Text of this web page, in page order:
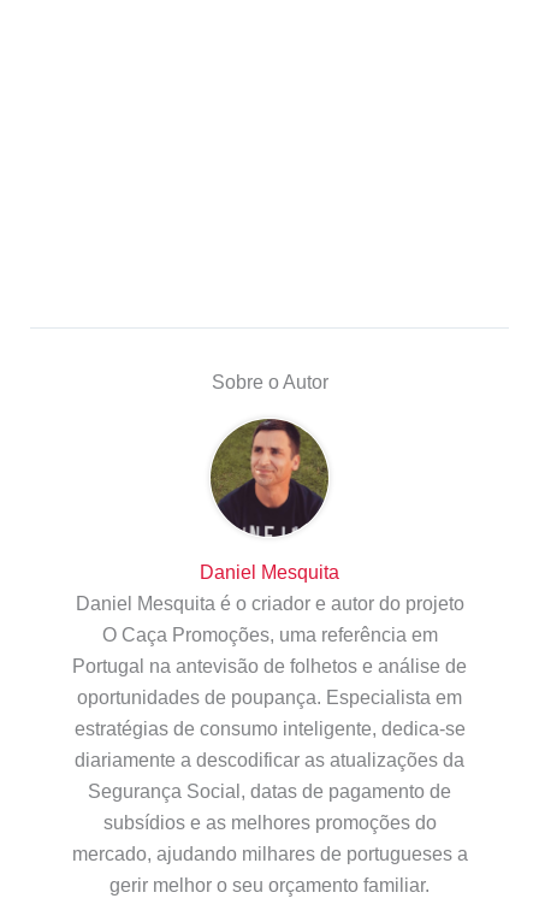
Sobre o Autor
Daniel Mesquita
Daniel Mesquita é o criador e autor do projeto
O Caça Promoções, uma referência em
Portugal na antevisão de folhetos e análise de
oportunidades de poupança. Especialista em
estratégias de consumo inteligente, dedica-se
diariamente a descodificar as atualizações da
Segurança Social, datas de pagamento de
subsídios e as melhores promoções do
mercado, ajudando milhares de portugueses a
gerir melhor o seu orçamento familiar.